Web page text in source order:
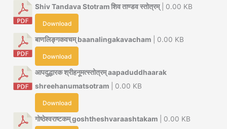
Shiv Tandava Stotram शिव ताण्डव स्तोत्रम्| 0.00 KB
Download
बाणलिङ्गकवचम् baanalingakavacham | 0.00 KB
Download
आपदुद्धारक श्रीहनूमत्स्तोत्रम् aapaduddhaarak
shreehanumatsotram | 0.00 KB
Download
गोष्ठेश्वराष्टकम् goshtheshvaraashtakam | 0.00 KB